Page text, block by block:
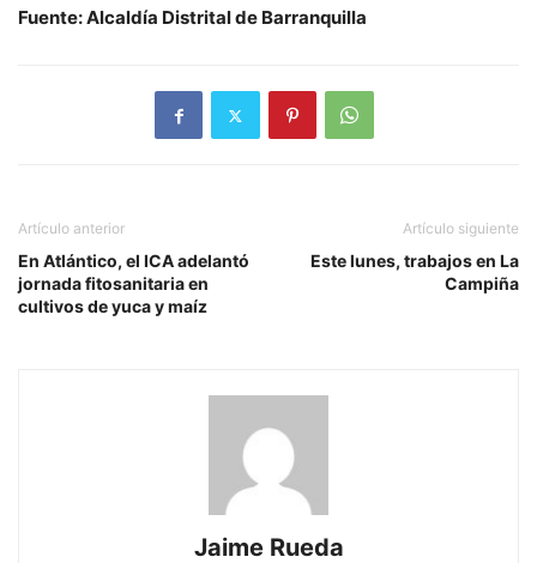
Fuente: Alcaldía Distrital de Barranquilla
Artículo anterior
En Atlántico, el ICA adelantó
jornada fitosanitaria en
cultivos de yuca y maíz
Artículo siguiente
Este lunes, trabajos en La
Campiña
Jaime Rueda